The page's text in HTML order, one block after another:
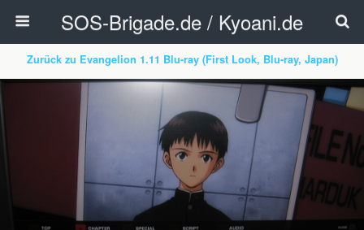
SOS-Brigade.de / Kyoani.de
Zurück zu Evangelion 1.11 Blu-ray (First Look, Blu-ray, Japan)